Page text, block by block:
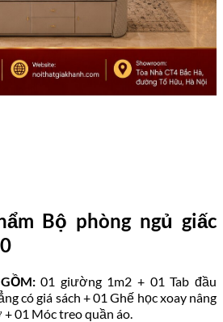
Bộ phòng ngủ giấc
01 giường 1m2 + 01 Tab đầu
có giá sách + 01 Ghế học xoay nâng
+ 01 Móc treo quần áo.